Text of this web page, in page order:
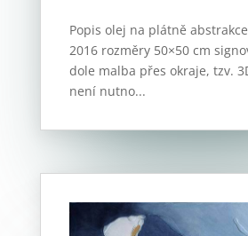
Popis olej na plátně
2016 rozměry 50×50 cm
dole malba přes okraje, tzv.
není nutno...